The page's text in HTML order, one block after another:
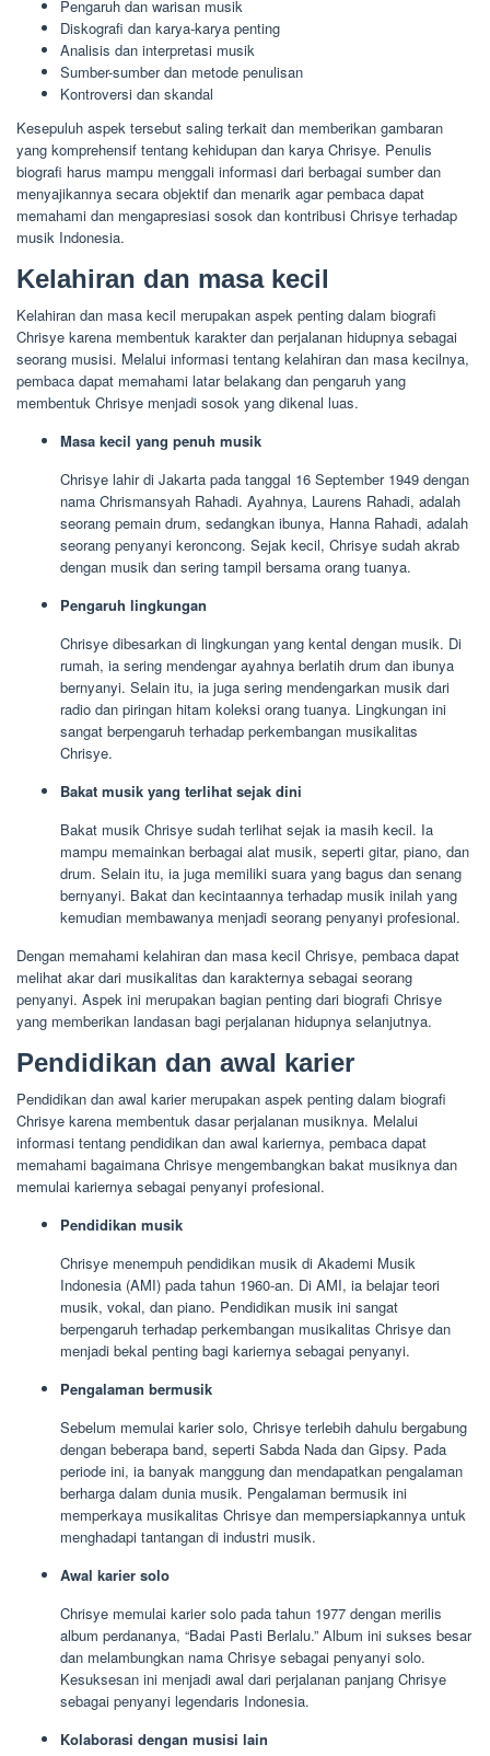
Pengaruh dan warisan musik
Diskografi dan karya-karya penting
Analisis dan interpretasi musik
Sumber-sumber dan metode penulisan
Kontroversi dan skandal
Kesepuluh aspek tersebut saling terkait dan memberikan gambaran
yang komprehensif tentang kehidupan dan karya Chrisye. Penulis
biografi harus mampu menggali informasi dari berbagai sumber dan
menyajikannya secara objektif dan menarik agar pembaca dapat
memahami dan mengapresiasi sosok dan kontribusi Chrisye terhadap
musik Indonesia.
Kelahiran dan masa kecil
Kelahiran dan masa kecil merupakan aspek penting dalam biografi
Chrisye karena membentuk karakter dan perjalanan hidupnya sebagai
seorang musisi. Melalui informasi tentang kelahiran dan masa kecilnya,
pembaca dapat memahami latar belakang dan pengaruh yang
membentuk Chrisye menjadi sosok yang dikenal luas.
Masa kecil yang penuh musik
Chrisye lahir di Jakarta pada tanggal 16 September 1949 dengan
nama Chrismansyah Rahadi. Ayahnya, Laurens Rahadi, adalah
seorang pemain drum, sedangkan ibunya, Hanna Rahadi, adalah
seorang penyanyi keroncong. Sejak kecil, Chrisye sudah akrab
dengan musik dan sering tampil bersama orang tuanya.
Pengaruh lingkungan
Chrisye dibesarkan di lingkungan yang kental dengan musik. Di
rumah, ia sering mendengar ayahnya berlatih drum dan ibunya
bernyanyi. Selain itu, ia juga sering mendengarkan musik dari
radio dan piringan hitam koleksi orang tuanya. Lingkungan ini
sangat berpengaruh terhadap perkembangan musikalitas
Chrisye.
Bakat musik yang terlihat sejak dini
Bakat musik Chrisye sudah terlihat sejak ia masih kecil. Ia
mampu memainkan berbagai alat musik, seperti gitar, piano, dan
drum. Selain itu, ia juga memiliki suara yang bagus dan senang
bernyanyi. Bakat dan kecintaannya terhadap musik inilah yang
kemudian membawanya menjadi seorang penyanyi profesional.
Dengan memahami kelahiran dan masa kecil Chrisye, pembaca dapat
melihat akar dari musikalitas dan karakternya sebagai seorang
penyanyi. Aspek ini merupakan bagian penting dari biografi Chrisye
yang memberikan landasan bagi perjalanan hidupnya selanjutnya.
Pendidikan dan awal karier
Pendidikan dan awal karier merupakan aspek penting dalam biografi
Chrisye karena membentuk dasar perjalanan musiknya. Melalui
informasi tentang pendidikan dan awal kariernya, pembaca dapat
memahami bagaimana Chrisye mengembangkan bakat musiknya dan
memulai kariernya sebagai penyanyi profesional.
Pendidikan musik
Chrisye menempuh pendidikan musik di Akademi Musik
Indonesia (AMI) pada tahun 1960-an. Di AMI, ia belajar teori
musik, vokal, dan piano. Pendidikan musik ini sangat
berpengaruh terhadap perkembangan musikalitas Chrisye dan
menjadi bekal penting bagi kariernya sebagai penyanyi.
Pengalaman bermusik
Sebelum memulai karier solo, Chrisye terlebih dahulu bergabung
dengan beberapa band, seperti Sabda Nada dan Gipsy. Pada
periode ini, ia banyak manggung dan mendapatkan pengalaman
berharga dalam dunia musik. Pengalaman bermusik ini
memperkaya musikalitas Chrisye dan mempersiapkannya untuk
menghadapi tantangan di industri musik.
Awal karier solo
Chrisye memulai karier solo pada tahun 1977 dengan merilis
album perdananya, “Badai Pasti Berlalu.” Album ini sukses besar
dan melambungkan nama Chrisye sebagai penyanyi solo.
Kesuksesan ini menjadi awal dari perjalanan panjang Chrisye
sebagai penyanyi legendaris Indonesia.
Kolaborasi dengan musisi lain